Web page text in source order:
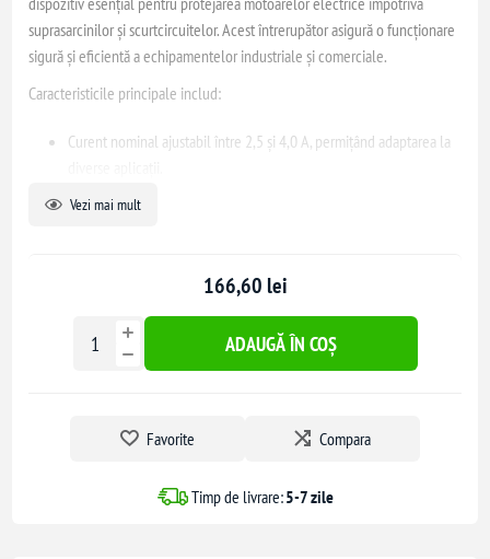
suprasarcinilor și scurtcircuitelor. Acest întrerupător asigură o funcționare
sigură și eficientă a echipamentelor industriale și comerciale.
Caracteristicile principale includ:
Curent nominal ajustabil între 2,5 și 4,0 A, permițând adaptarea la
Capacitate de rupere la scurtcircuit de până la 100 kA, oferind o
orizontală, pentru o instalare flexibilă.
Durată de viață mecanică de peste 100.000 de cicluri pornit/oprit,
garantând fiabilitate pe termen lung.
Grad de protecție IP20, asigurând protecție împotriva contactului
accidental cu părțile sub tensiune.
Acest întrerupător este ideal pentru aplicații industriale și comerciale,
conform standardelor EN 60947, și este proiectat pentru a asigura o
Vezi mai mult
166,60 lei
ADAUGĂ ÎN COȘ
Favorite Compara
Timp de livrare:5-7 zile